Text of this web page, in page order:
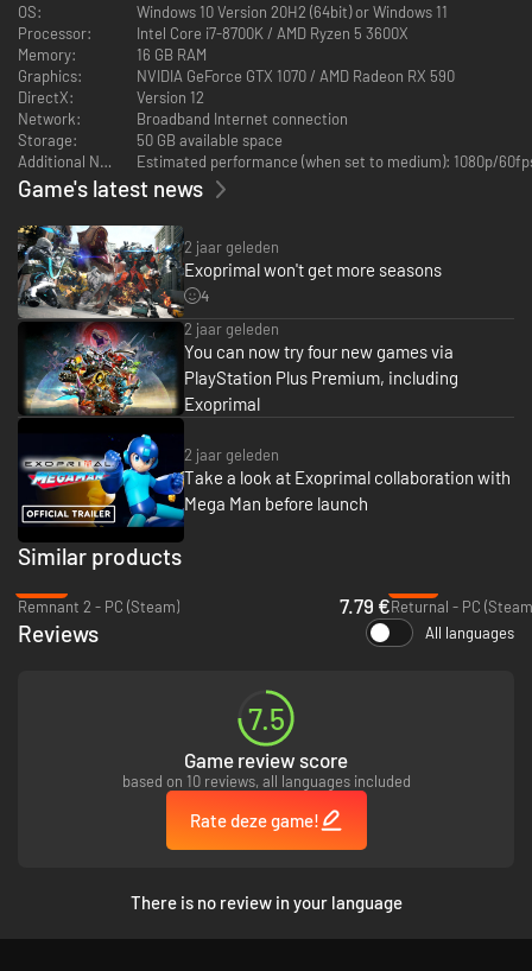
OS:
Windows 10 Version 20H2 (64bit) or Windows 11
Processor:
Intel Core i7-8700K / AMD Ryzen 5 3600X
Memory:
16 GB RAM
Graphics:
NVIDIA GeForce GTX 1070 / AMD Radeon RX 590
DirectX:
Version 12
Network:
Broadband Internet connection
Storage:
50 GB available space
Additional Notes:
Estimated performance (when set to medium): 1080p/
Game's latest news
2 jaar geleden
Exoprimal won't get more seasons
4
2 jaar geleden
You can now try four new games via
PlayStation Plus Premium, including
Exoprimal
2 jaar geleden
Take a look at Exoprimal collaboration with
Mega Man before launch
Similar products
Remnant 2 - PC (Steam)
7.79 €Returnal - PC
Reviews All languages
7.5
Game review score
based on 10 reviews, all languages included
Rate deze game!
There is no review in your language